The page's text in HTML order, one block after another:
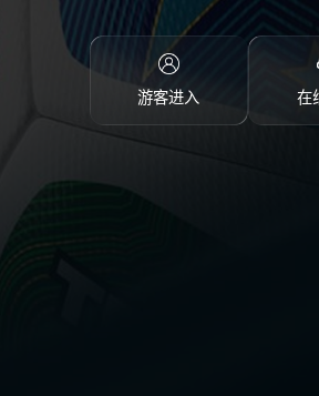
游客进入 在